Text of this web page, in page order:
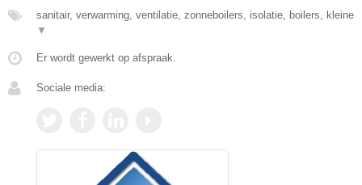
sanitair, verwarming, ventilatie, zonneboilers, isolatie, boilers, kleine
▼
Er wordt gewerkt op afspraak.
Sociale media: